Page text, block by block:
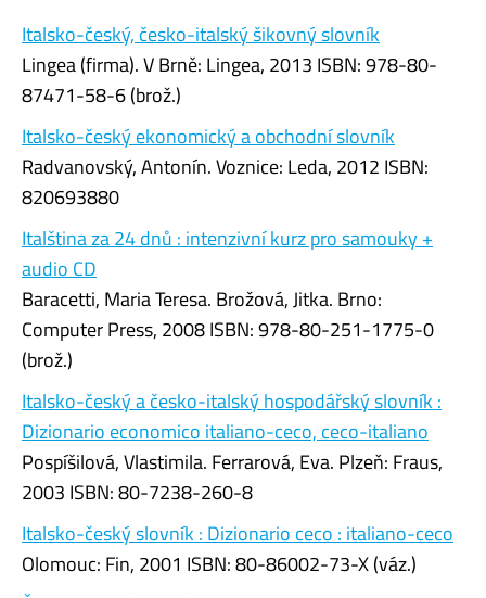
Italsko-český, česko-italský šikovný slovník
Lingea (firma). V Brně: Lingea, 2013 ISBN: 978-80-
87471-58-6 (brož.)
Italsko-český ekonomický a obchodní slovník
Radvanovský, Antonín. Voznice: Leda, 2012 ISBN:
820693880
Italština za 24 dnů : intenzivní kurz pro samouky +
audio CD
Baracetti, Maria Teresa. Brožová, Jitka. Brno:
Computer Press, 2008 ISBN: 978-80-251-1775-0
(brož.)
Italsko-český a česko-italský hospodářský slovník :
Dizionario economico italiano-ceco, ceco-italiano
Pospíšilová, Vlastimila. Ferrarová, Eva. Plzeň: Fraus,
2003 ISBN: 80-7238-260-8
Italsko-český slovník : Dizionario ceco : italiano-ceco
Olomouc: Fin, 2001 ISBN: 80-86002-73-X (váz.)